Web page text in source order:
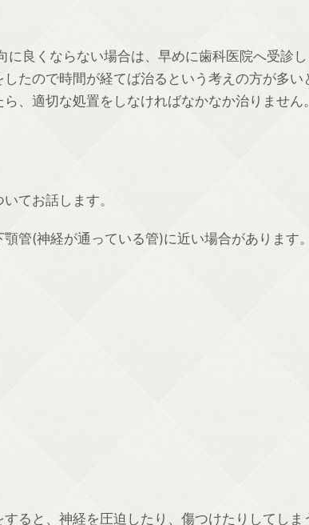
良くならない場合は、早めに歯科医院へ受診し
たので時間が経てば治るという考えの方が多い
、適切な処置をしなければなかなか治りません
てお話します。
管(神経が通っている管)に近い場合があります
ると、神経を圧迫したり、傷つけたりしてしま